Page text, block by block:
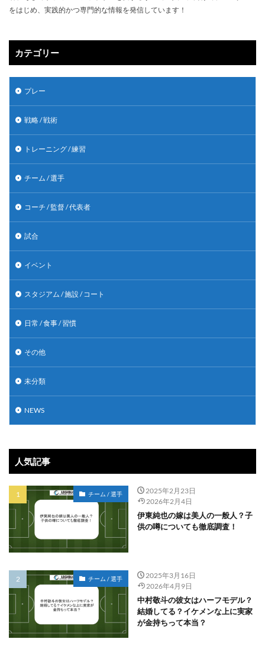
をはじめ、実践的かつ専門的な情報を発信しています！
カテゴリー
プレー
戦略 / 戦術
トレーニング / 練習
チーム / 選手
コーチ / 監督 / 代表者
試合
イベント
スタジアム / 施設 / コート
日常 / 食事 / 習慣
その他
未分類
NEWS
人気記事
チーム / 選手
2025年2月23日
2026年2月4日
伊東純也の嫁は美人の一般人？子
供の噂についても徹底調査！
チーム / 選手
2025年3月16日
2026年4月9日
中村敬斗の彼女はハーフモデル？
結婚してる？イケメンな上に実家
が金持ちって本当？